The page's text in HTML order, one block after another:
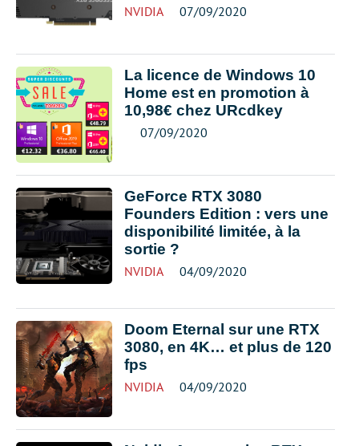
NVIDIA 07/09/2020
La licence de Windows 10
Home est en promotion à
10,98€ chez URcdkey
07/09/2020
GeForce RTX 3080
Founders Edition : vers une
disponibilité limitée, à la
sortie ?
NVIDIA 04/09/2020
Doom Eternal sur une RTX
3080, en 4K… et plus de 120
fps
NVIDIA 04/09/2020